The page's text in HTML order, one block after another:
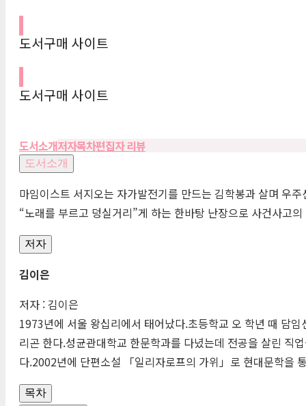
도서구매 사이트
도서구매 사이트
도서소개저자목차편집자 리뷰
도서소개
마임이스트 서지오는 자가발전기를 만드는 김학봉과 살며 우
“노래를 부르고 덩실거리”게 하는 한바탕 난장으로 사건사고
저자
김이은
저자 : 김이은
1973년에 서울 왕십리에서 태어났다.초등학교 오 학년 때 담
리곤 한다.성균관대학교 한문학과를 다녔는데 전공을 살린 직
다.2002년에 단편소설 「일리자로프의 가위」로 현대문학을
목차